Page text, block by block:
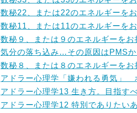
数秘22、または22のエネルギーを
数秘11、または11のエネルギーを
数秘９、または９のエネルギーをお
気分の落ち込み…その原因はPMS
数秘８、または８のエネルギーをお
アドラー心理学「嫌われる勇気」
アドラー心理学13 生き方。目指す
アドラー心理学12 特別でありたい